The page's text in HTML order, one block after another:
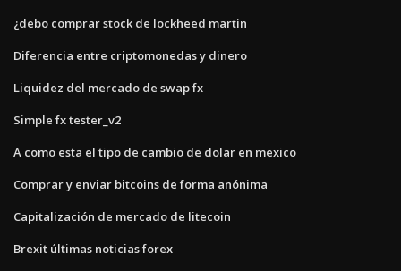
¿debo comprar stock de lockheed martin
Diferencia entre criptomonedas y dinero
Liquidez del mercado de swap fx
Simple fx tester_v2
A como esta el tipo de cambio de dolar en mexico
Comprar y enviar bitcoins de forma anónima
Capitalización de mercado de litecoin
Brexit últimas noticias forex